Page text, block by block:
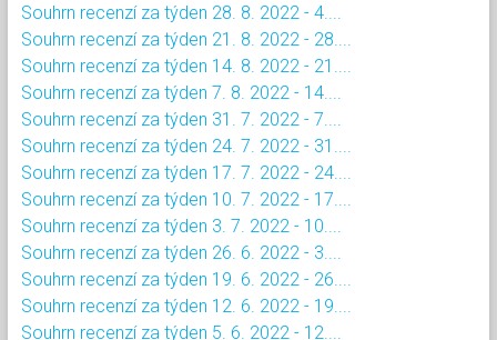
Souhrn recenzí za týden 28. 8. 2022 - 4....
Souhrn recenzí za týden 21. 8. 2022 - 28....
Souhrn recenzí za týden 14. 8. 2022 - 21....
Souhrn recenzí za týden 7. 8. 2022 - 14....
Souhrn recenzí za týden 31. 7. 2022 - 7....
Souhrn recenzí za týden 24. 7. 2022 - 31....
Souhrn recenzí za týden 17. 7. 2022 - 24....
Souhrn recenzí za týden 10. 7. 2022 - 17....
Souhrn recenzí za týden 3. 7. 2022 - 10....
Souhrn recenzí za týden 26. 6. 2022 - 3....
Souhrn recenzí za týden 19. 6. 2022 - 26....
Souhrn recenzí za týden 12. 6. 2022 - 19....
Souhrn recenzí za týden 5. 6. 2022 - 12....